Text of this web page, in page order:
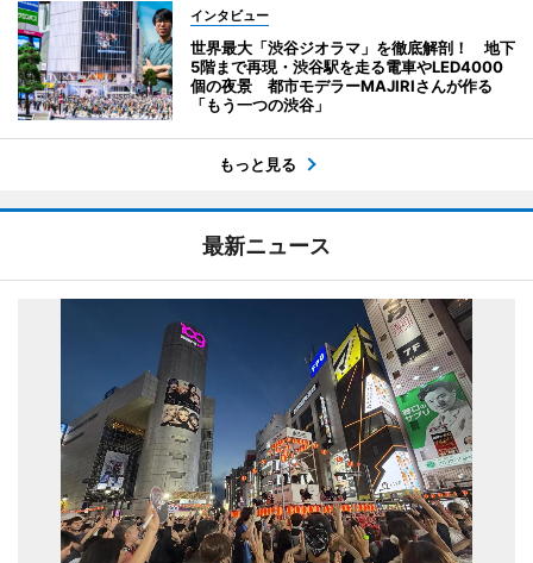
インタビュー
世界最大「渋谷ジオラマ」を徹底解剖！ 地下
5階まで再現・渋谷駅を走る電車やLED4000
個の夜景 都市モデラーMAJIRIさんが作る
「もう一つの渋谷」
もっと見る
最新ニュース